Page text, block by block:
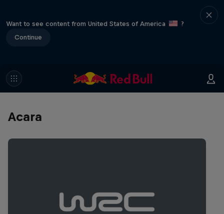
Want to see content from United States of America
?
Continue
Acara